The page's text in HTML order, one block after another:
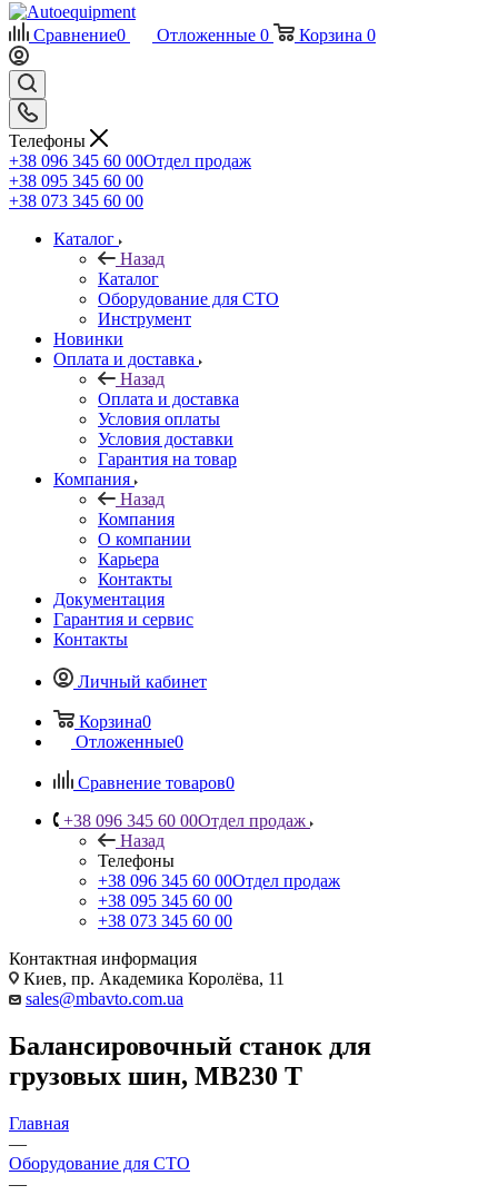
Сравнение0 Отложенные 0 Корзина 0
Телефоны
+38 096 345 60 00Отдел продаж
+38 095 345 60 00
+38 073 345 60 00
Каталог
Назад
Каталог
Оборудование для СТО
Инструмент
Новинки
Оплата и доставка
Назад
Оплата и доставка
Условия оплаты
Условия доставки
Гарантия на товар
Компания
Назад
Компания
О компании
Карьера
Контакты
Документация
Гарантия и сервис
Контакты
Личный кабинет
Корзина0
Отложенные0
Сравнение товаров0
+38 096 345 60 00Отдел продаж
Назад
Телефоны
+38 096 345 60 00Отдел продаж
+38 095 345 60 00
+38 073 345 60 00
Контактная информация
Киев, пр. Академика Королёва, 11
sales@mbavto.com.ua
Балансировочный станок для
грузовых шин, MB230 Т
Главная
—
Оборудование для СТО
—